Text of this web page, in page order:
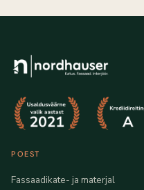
POEST
Fassaadikate- ja materjal